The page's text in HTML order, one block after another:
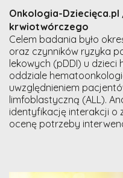
Onkologia-Dziecięca.pl
krwiotwórczego
Celem badania było
oraz czynników ryzyka
lekowych (pDDI) u
oddziale
uwzględnieniem
limfoblastyczną (ALL).
identyfikację interakcji o
ocenę potrzeby